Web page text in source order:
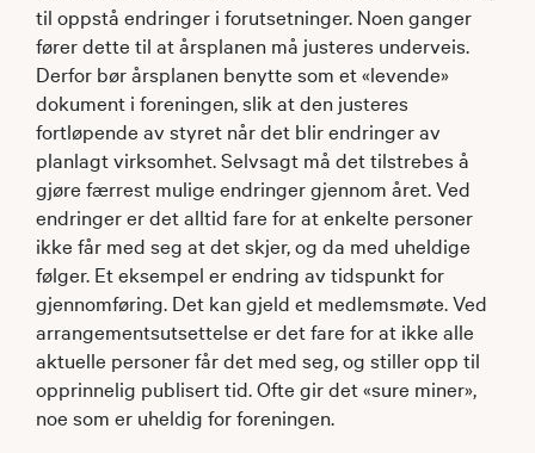
til oppstå endringer i forutsetninger. Noen ganger
fører dette til at årsplanen må justeres underveis.
Derfor bør årsplanen benytte som et «levende»
dokument i foreningen, slik at den justeres
fortløpende av styret når det blir endringer av
planlagt virksomhet. Selvsagt må det tilstrebes å
gjøre færrest mulige endringer gjennom året. Ved
endringer er det alltid fare for at enkelte personer
ikke får med seg at det skjer, og da med uheldige
følger. Et eksempel er endring av tidspunkt for
gjennomføring. Det kan gjeld et medlemsmøte. Ved
arrangementsutsettelse er det fare for at ikke alle
aktuelle personer får det med seg, og stiller opp til
opprinnelig publisert tid. Ofte gir det «sure miner»,
noe som er uheldig for foreningen.